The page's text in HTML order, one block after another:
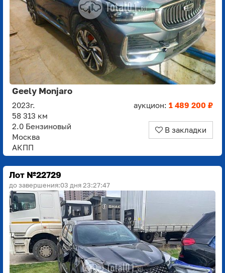
Geely Monjaro
2023г.
58 313 км
2.0 Бензиновый
Москва
АКПП
аукцион: 1 489 200 ₽
В закладки
Лот №22729
до завершения:03 дня 23:27:45